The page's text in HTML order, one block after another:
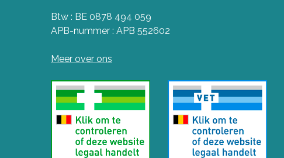
Btw : BE 0878 494 059
APB-nummer : APB 552602
Meer over ons